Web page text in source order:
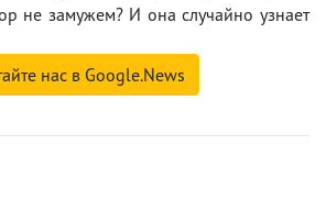
не замужем? И она случайно узнает
нас в Google.News